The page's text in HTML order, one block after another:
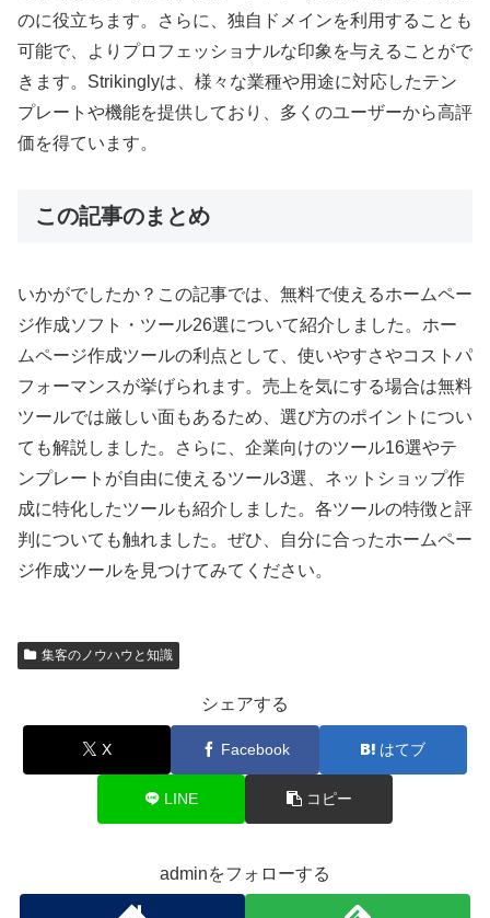
のに役立ちます。さらに、独自ドメインを利用することも
可能で、よりプロフェッショナルな印象を与えることがで
きます。Strikinglyは、様々な業種や用途に対応したテン
プレートや機能を提供しており、多くのユーザーから高評
価を得ています。
この記事のまとめ
いかがでしたか？この記事では、無料で使えるホームペー
ジ作成ソフト・ツール26選について紹介しました。ホー
ムページ作成ツールの利点として、使いやすさやコストパ
フォーマンスが挙げられます。売上を気にする場合は無料
ツールでは厳しい面もあるため、選び方のポイントについ
ても解説しました。さらに、企業向けのツール16選やテ
ンプレートが自由に使えるツール3選、ネットショップ作
成に特化したツールも紹介しました。各ツールの特徴と評
判についても触れました。ぜひ、自分に合ったホームペー
ジ作成ツールを見つけてみてください。
集客のノウハウと知識
シェアする
X Facebook はてブ
LINE コピー
adminをフォローする